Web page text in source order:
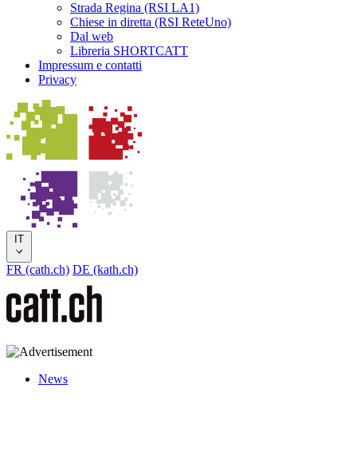
Strada Regina (RSI LA1)
Chiese in diretta (RSI ReteUno)
Dal web
Libreria SHORTCATT
Impressum e contatti
Privacy
IT
FR (cath.ch) DE (kath.ch)
News